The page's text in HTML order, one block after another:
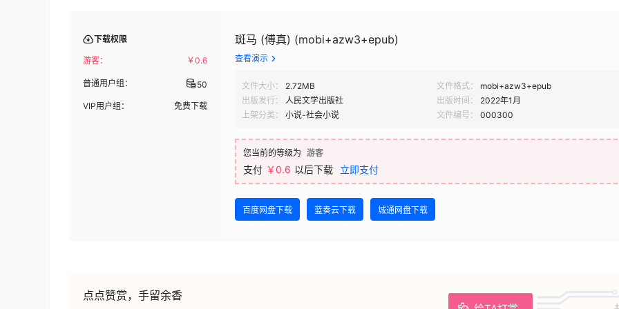
下载权限
游客： ￥0.6
普通用户组： 50
VIP用户组： 免费下载
斑马 (傅真) (mobi+azw3+epub)
查看演示
文件大小： 2.72MB 文件格式：
mobi+azw3+epub
出版发行：
人民文学出版社 出版时间：
2022年1月
上架分类：
小说-社会小说 文件编号： 000300
您当前的等级为 游客
支付 ￥0.6 以后下载 立即支付
百度网盘下载 蓝奏云下载 城通网盘下载
点点赞赏，手留余香